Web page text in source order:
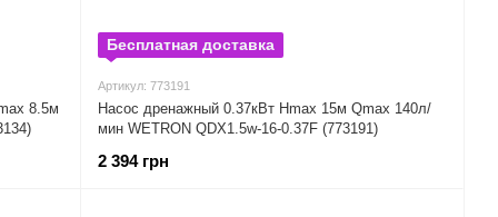
8.5м
Бесплатная доставка
Артикул: 773191
Насос дренажный 0.37кВт Hmax 15м Qmax 140л/
мин WETRON QDX1.5w-16-0.37F (773191)
2 394 грн